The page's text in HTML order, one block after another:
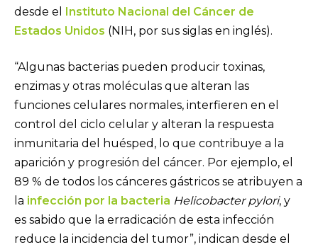
desde el Instituto Nacional del Cáncer de
Estados Unidos (NIH, por sus siglas en inglés).
“Algunas bacterias pueden producir toxinas,
enzimas y otras moléculas que alteran las
funciones celulares normales, interfieren en el
control del ciclo celular y alteran la respuesta
inmunitaria del huésped, lo que contribuye a la
aparición y progresión del cáncer. Por ejemplo, el
89 % de todos los cánceres gástricos se atribuyen a
la infección por la bacteria Helicobacter pylori, y
es sabido que la erradicación de esta infección
reduce la incidencia del tumor”, indican desde el